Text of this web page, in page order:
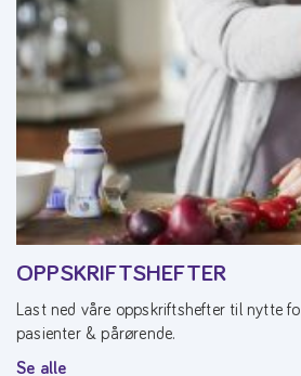
OPPSKRIFTSHEFTER
Last ned våre oppskriftshefter til nytte
pasienter & pårørende.
Se alle